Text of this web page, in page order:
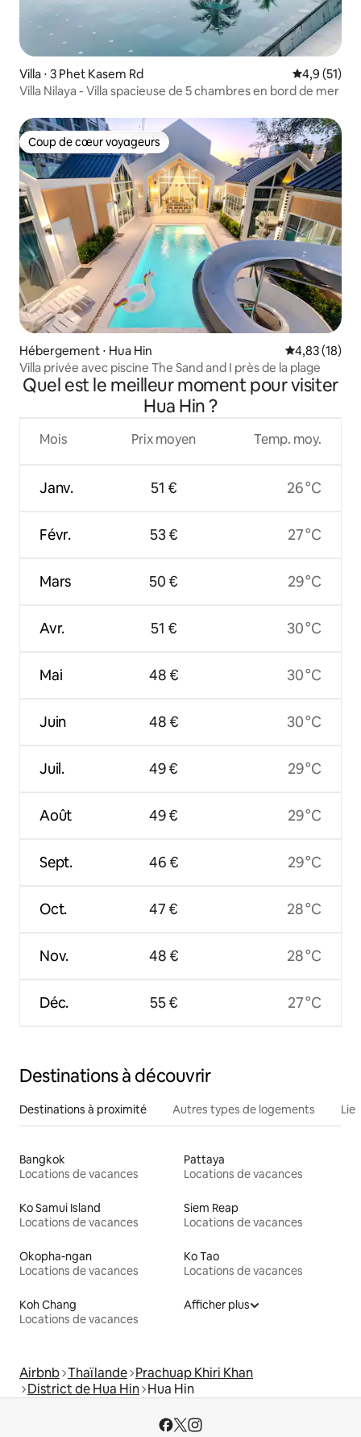
Villa ⋅ 3 Phet Kasem Rd Évaluation
4,9 (51)
Villa Nilaya - Villa spacieuse de 5 chambres en bord de mer
Coup de cœur voyageurs
Coup de cœur voyageurs
Hébergement ⋅ Hua Hin Évaluation
4,83 (18)
Villa privée avec piscine The Sand and I près de la plage
Quel est le meilleur moment pour visiter
Hua Hin ?
Mois
Janv.
Févr.
Mars
Avr.
Mai
Juin
Juil.
Août
Sept.
Oct.
Nov.
Déc.
Prix moyen
51 €
53 €
50 €
51 €
48 €
48 €
49 €
49 €
46 €
47 €
48 €
55 €
Temp. moy.
26 °C
27 °C
29 °C
30 °C
30 °C
30 °C
29 °C
29 °C
29 °C
28 °C
28 °C
27 °C
Destinations à découvrir
Destinations à proximité Autres types de logements
Bangkok
Locations de vacances
Pattaya
Locations de vacances
Ko Samui Island
Locations de vacances
Siem Reap
Locations de vacances
Okopha-ngan
Locations de vacances
Ko Tao
Locations de vacances
Koh Chang
Locations de vacances
Afficher plus
Airbnb Thaïlande Prachuap Khiri Khan
District de Hua Hin Hua Hin